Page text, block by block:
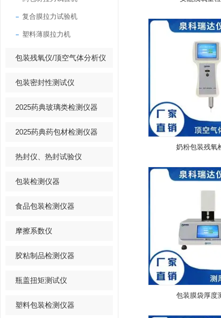
复合膜拉力试验机
塑料薄膜拉力机
包装残氧仪/顶空气体分析仪
包装密封性测试仪
2025药典玻璃类检测仪器
2025药典药包材检测仪器
热封仪、热封试验仪
包装检测仪器
食品包装检测仪器
摩擦系数仪
胶粘制品检测仪器
瓶盖扭矩测试仪
塑料包装检测仪器
奶粉包装残氧
包装膜袋厚度